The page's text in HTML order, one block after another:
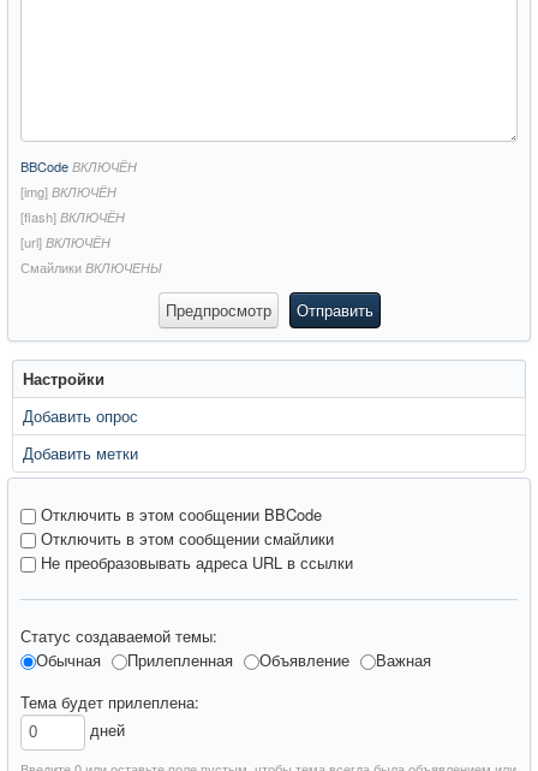
BBCode ВКЛЮЧЁН
[img] ВКЛЮЧЁН
[flash] ВКЛЮЧЁН
[url] ВКЛЮЧЁН
Смайлики ВКЛЮЧЕНЫ
Настройки
Добавить опрос
Добавить метки
Отключить в этом сообщении BBCode
Отключить в этом сообщении смайлики
Не преобразовывать адреса URL в ссылки
Статус создаваемой темы:
Обычная
Прилепленная Объявление
Важная
Тема будет прилеплена:
дней